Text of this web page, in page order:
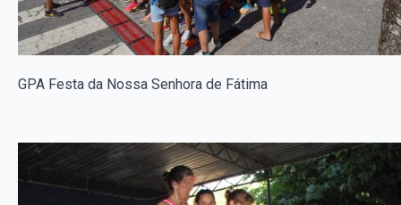
GPA Festa da Nossa Senhora de Fátima